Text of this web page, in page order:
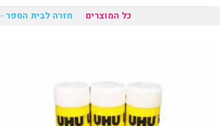
כל המוצרים חזרה לבית הספר